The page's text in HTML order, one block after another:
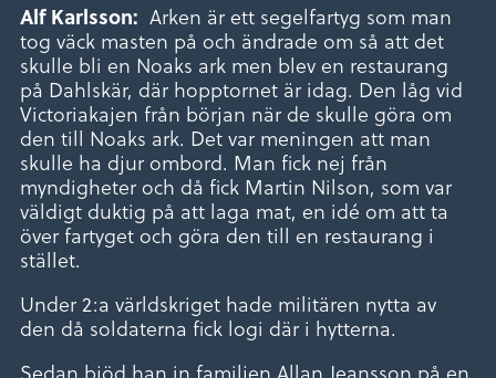
Alf Karlsson: Arken är ett segelfartyg som man
tog väck masten på och ändrade om så att det
skulle bli en Noaks ark men blev en restaurang
på Dahlskär, där hopptornet är idag. Den låg vid
Victoriakajen från början när de skulle göra om
den till Noaks ark. Det var meningen att man
skulle ha djur ombord. Man fick nej från
myndigheter och då fick Martin Nilson, som var
väldigt duktig på att laga mat, en idé om att ta
över fartyget och göra den till en restaurang i
stället.
Under 2:a världskriget hade militären nytta av
den då soldaterna fick logi där i hytterna.